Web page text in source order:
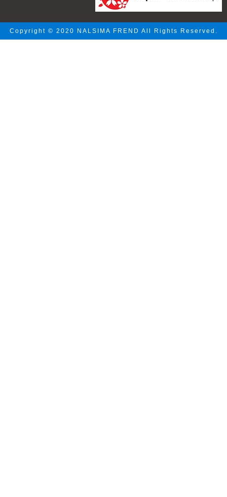
Copyright © 2020 NALSIMA FREND All Rights Reserved.